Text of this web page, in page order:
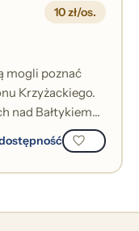
10 zł/os.
mogli poznać
Krzyżackiego.
nad Bałtykiem?